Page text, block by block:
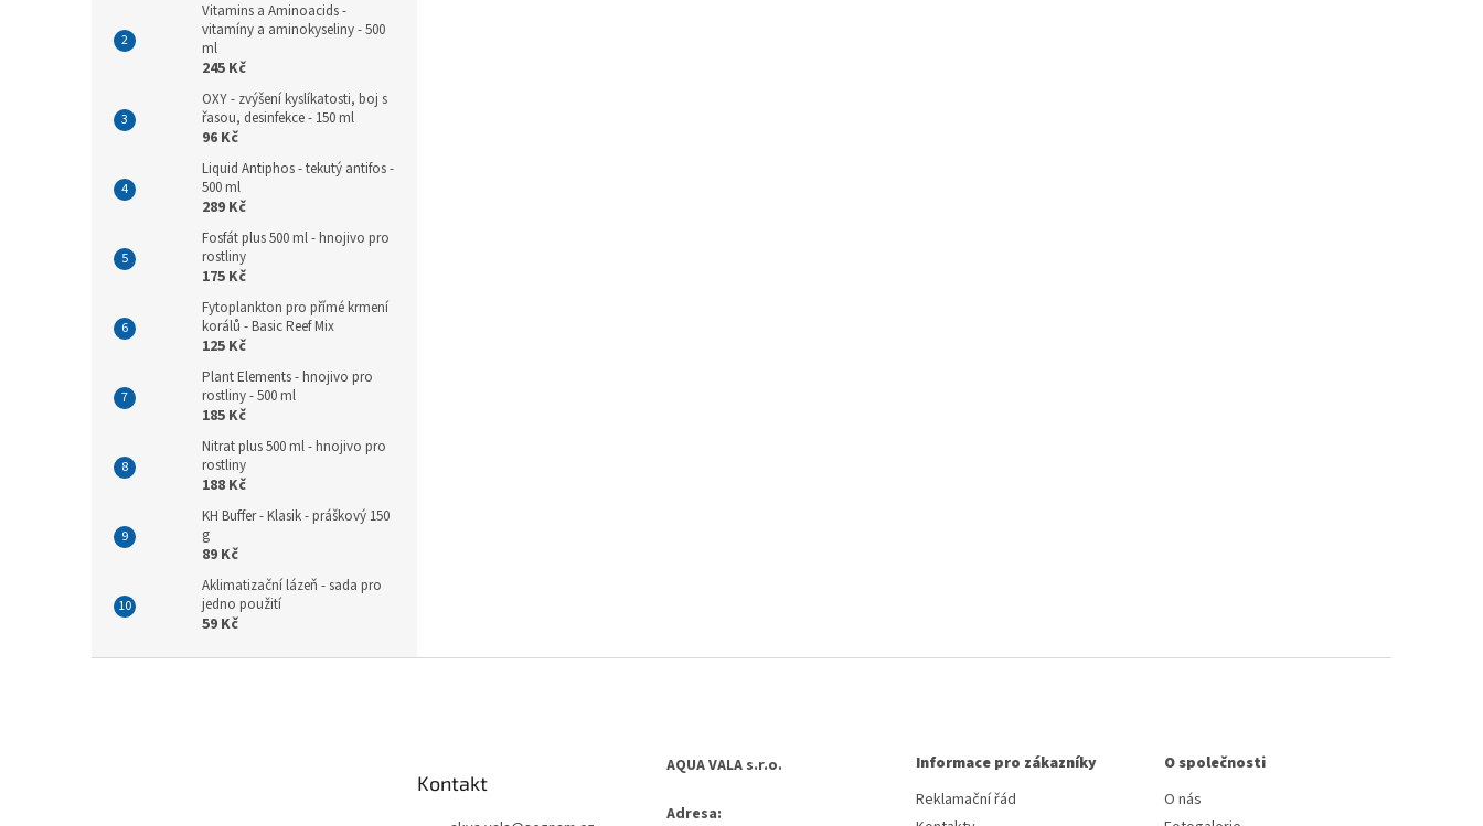
Vitamins a Aminoacids -
vitamíny a aminokyseliny - 500
ml
245 Kč
OXY - zvýšení kyslíkatosti, boj s
řasou, desinfekce - 150 ml
96 Kč
Liquid Antiphos - tekutý antifos -
500 ml
289 Kč
Fosfát plus 500 ml - hnojivo pro
rostliny
175 Kč
Fytoplankton pro přímé krmení
korálů - Basic Reef Mix
125 Kč
Plant Elements - hnojivo pro
rostliny - 500 ml
185 Kč
Nitrat plus 500 ml - hnojivo pro
rostliny
188 Kč
KH Buffer - Klasik - práškový 150
g
89 Kč
Aklimatizační lázeň - sada pro
jedno použití
59 Kč
Kontakt
AQUA VALA s.r.o.
Adresa:
Informace pro zákazníky
Reklamační řád
O společnosti
O nás